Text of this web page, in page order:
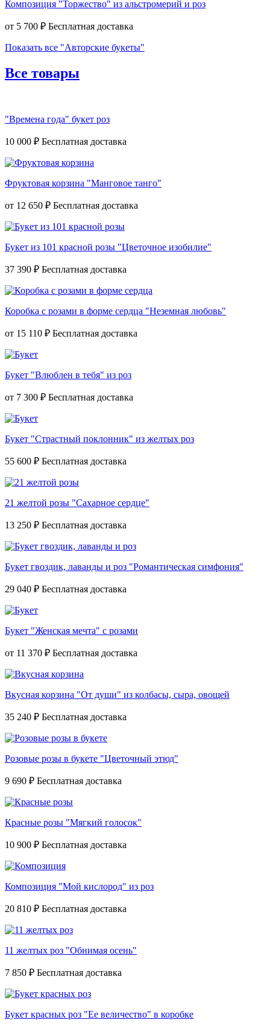
Композиция "Торжество" из альстромерий и роз
от 5 700 ₽
Показать все "Авторские букеты"
Все товары
"Времена года" букет роз
10 000 ₽
Фруктовая корзина "Манговое танго"
от 12 650 ₽
Букет из 101 красной розы "Цветочное изобилие"
37 390 ₽
Коробка с розами в форме сердца "Неземная любовь"
от 15 110 ₽
Букет "Влюблен в тебя" из роз
от 7 300 ₽
Букет "Страстный поклонник" из желтых роз
55 600 ₽
21 желтой розы "Сахарное сердце"
13 250 ₽
Букет гвоздик, лаванды и роз "Романтическая симфония"
29 040 ₽
Букет "Женская мечта" с розами
от 11 370 ₽
Вкусная корзина "От души" из колбасы, сыра, овощей
35 240 ₽
Розовые розы в букете "Цветочный этюд"
9 690 ₽
Красные розы "Мягкий голосок"
10 900 ₽
Композиция "Мой кислород" из роз
20 810 ₽
11 желтых роз "Обнимая осень"
7 850 ₽
Букет красных роз "Ее величество" в коробке